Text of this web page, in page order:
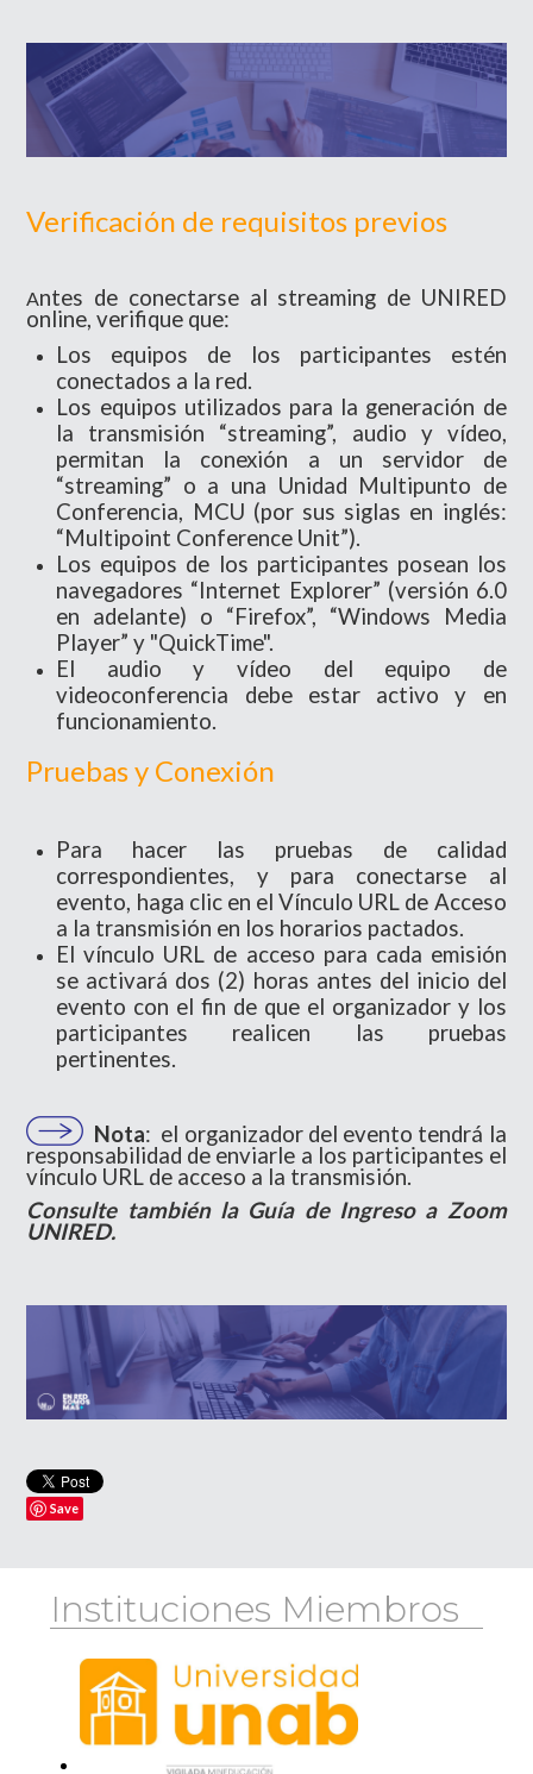
Verificación de requisitos previos
Antes de conectarse al streaming de UNIRED
online, verifique que:
Los equipos de los participantes estén
conectados a la red.
Los equipos utilizados para la generación de
la transmisión “streaming”, audio y vídeo,
permitan la conexión a un servidor de
“streaming” o a una Unidad Multipunto de
Conferencia, MCU (por sus siglas en inglés:
“Multipoint Conference Unit”).
Los equipos de los participantes posean los
navegadores “Internet Explorer” (versión 6.0
en adelante) o “Firefox”, “Windows Media
Player” y "QuickTime".
El audio y vídeo del equipo de
videoconferencia debe estar activo y en
funcionamiento.
Pruebas y Conexión
Para hacer las pruebas de calidad
correspondientes, y para conectarse al
evento, haga clic en el Vínculo URL de Acceso
a la transmisión en los horarios pactados.
El vínculo URL de acceso para cada emisión
se activará dos (2) horas antes del inicio del
evento con el fin de que el organizador y los
participantes realicen las pruebas
pertinentes.
Nota: el organizador del evento tendrá la
responsabilidad de enviarle a los participantes el
vínculo URL de acceso a la transmisión.
Consulte también la Guía de Ingreso a Zoom
UNIRED.
Save
Instituciones Miembros